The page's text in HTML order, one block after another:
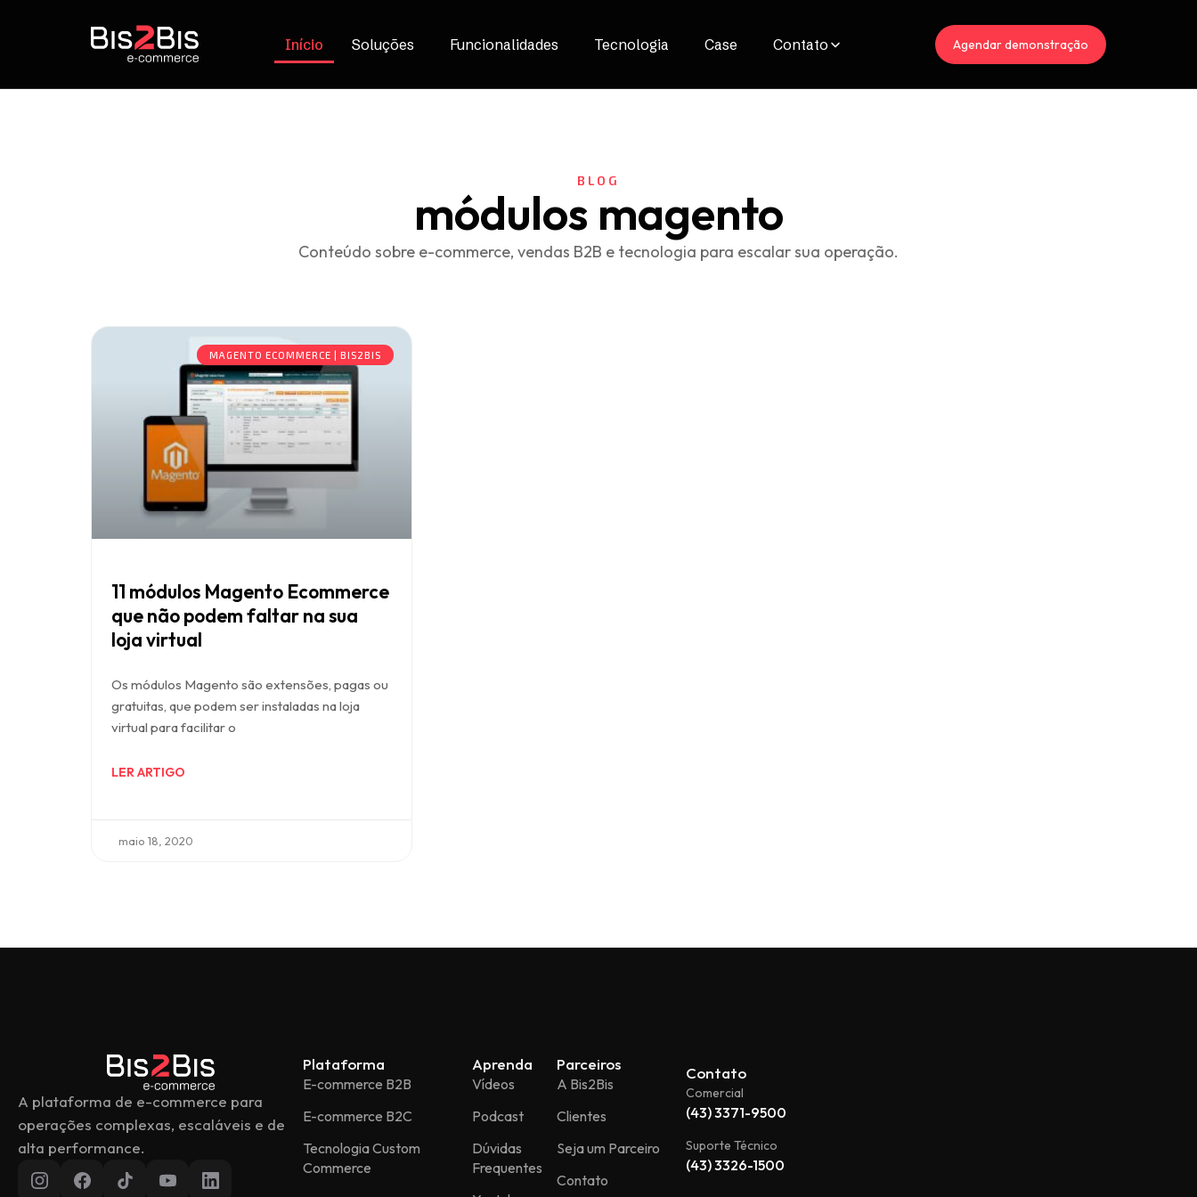
Início Soluções Funcionalidades Tecnologia Case Contato Agendar demonstração
BLOG
módulos magento
Conteúdo sobre e-commerce, vendas B2B e tecnologia para escalar sua operação.
MAGENTO ECOMMERCE | BIS2BIS
11 módulos Magento Ecommerce
que não podem faltar na sua
loja virtual
Os módulos Magento são extensões, pagas ou
gratuitas, que podem ser instaladas na loja
virtual para facilitar o
LER ARTIGO
maio 18, 2020
A plataforma de e-commerce para
operações complexas, escaláveis e de
alta performance.
Plataforma
E-commerce B2B
E-commerce B2C
Tecnologia Custom
Commerce
Aprenda
Vídeos
Podcast
Dúvidas
Frequentes
Parceiros
A Bis2Bis
Clientes
Seja um Parceiro
Contato
Contato
Comercial
(43) 3371-9500
Suporte Técnico
(43) 3326-1500